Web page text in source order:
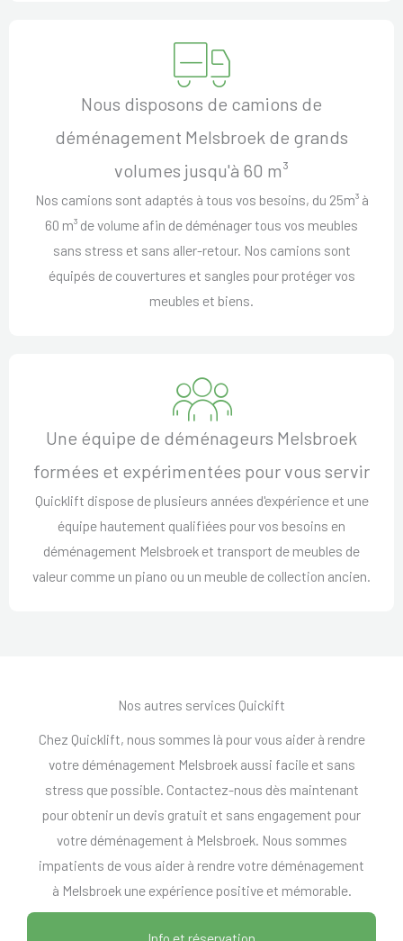
Nous disposons de camions de
déménagement Melsbroek de grands
volumes jusqu'à 60 m³
Nos camions sont adaptés à tous vos besoins, du 25m³ à
60 m³ de volume afin de déménager tous vos meubles
sans stress et sans aller-retour. Nos camions sont
équipés de couvertures et sangles pour protéger vos
meubles et biens.
Une équipe de déménageurs Melsbroek
formées et expérimentées pour vous servir
Quicklift dispose de plusieurs années d'expérience et une
équipe hautement qualifiées pour vos besoins en
déménagement Melsbroek et transport de meubles de
valeur comme un piano ou un meuble de collection ancien.
Nos autres services Quickift
Chez Quicklift, nous sommes là pour vous aider à rendre
votre déménagement Melsbroek aussi facile et sans
stress que possible. Contactez-nous dès maintenant
pour obtenir un devis gratuit et sans engagement pour
votre déménagement à Melsbroek. Nous sommes
impatients de vous aider à rendre votre déménagement
à Melsbroek une expérience positive et mémorable.